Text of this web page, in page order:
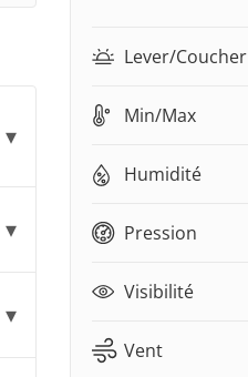
Lever/
Min/Max
Humidité
Pression
Visibilité
Vent